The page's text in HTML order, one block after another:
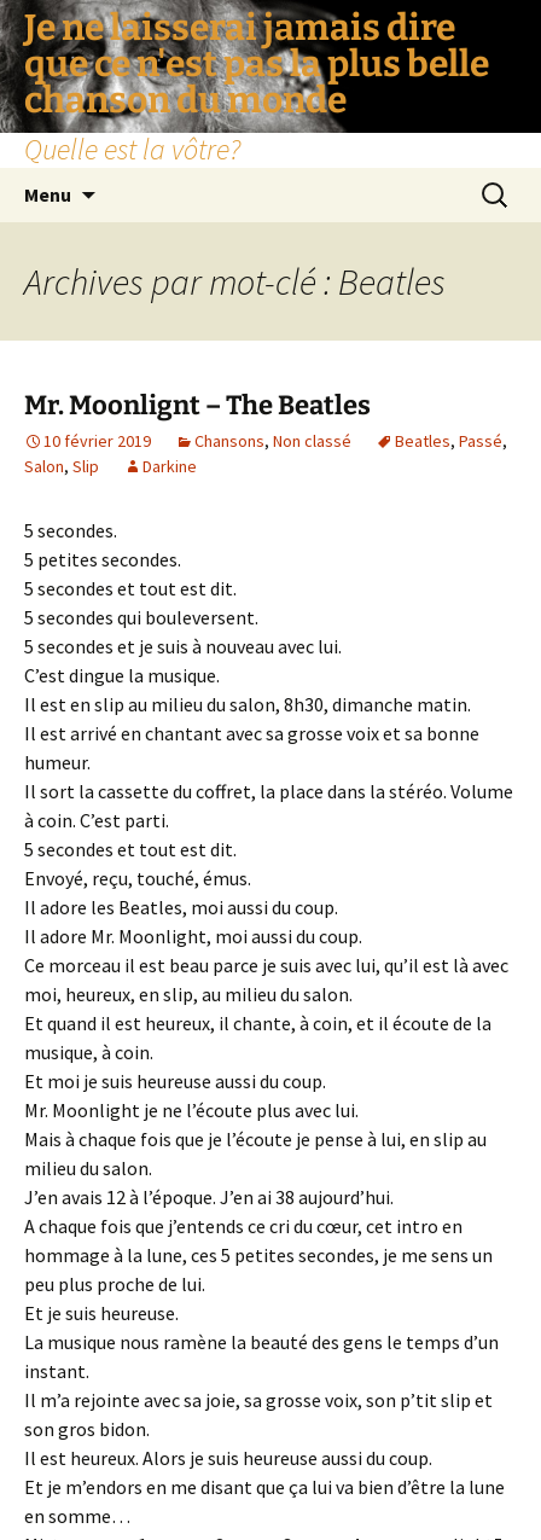
Je ne laisserai jamais dire
que ce n'est pas la plus belle
chanson du monde
Quelle est la vôtre?
Menu
Archives par mot-clé : Beatles
Mr. Moonlignt – The Beatles
10 février 2019 Chansons, Non classé Beatles, Passé,
Salon, Slip Darkine
5 secondes.
5 petites secondes.
5 secondes et tout est dit.
5 secondes qui bouleversent.
5 secondes et je suis à nouveau avec lui.
C’est dingue la musique.
Il est en slip au milieu du salon, 8h30, dimanche matin.
Il est arrivé en chantant avec sa grosse voix et sa bonne
humeur.
Il sort la cassette du coffret, la place dans la stéréo. Volume
à coin. C’est parti.
5 secondes et tout est dit.
Envoyé, reçu, touché, émus.
Il adore les Beatles, moi aussi du coup.
Il adore Mr. Moonlight, moi aussi du coup.
Ce morceau il est beau parce je suis avec lui, qu’il est là avec
moi, heureux, en slip, au milieu du salon.
Et quand il est heureux, il chante, à coin, et il écoute de la
musique, à coin.
Et moi je suis heureuse aussi du coup.
Mr. Moonlight je ne l’écoute plus avec lui.
Mais à chaque fois que je l’écoute je pense à lui, en slip au
milieu du salon.
J’en avais 12 à l’époque. J’en ai 38 aujourd’hui.
A chaque fois que j’entends ce cri du cœur, cet intro en
hommage à la lune, ces 5 petites secondes, je me sens un
peu plus proche de lui.
Et je suis heureuse.
La musique nous ramène la beauté des gens le temps d’un
instant.
Il m’a rejointe avec sa joie, sa grosse voix, son p’tit slip et
son gros bidon.
Il est heureux. Alors je suis heureuse aussi du coup.
Et je m’endors en me disant que ça lui va bien d’être la lune
en somme…